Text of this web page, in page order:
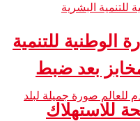
مخابز بعد ضبط
للاستهلاك
الوطنية للتنمية